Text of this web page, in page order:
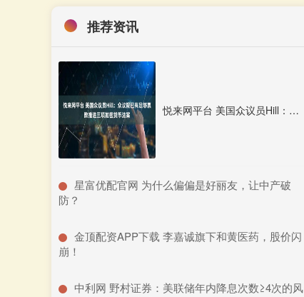
推荐资讯
悦来网平台 美国众议员Hill：众议院已有足够票数推进三项加密货币法案
​星富优配官网 为什么偏偏是好丽友，让中产破
防？
​金顶配资APP下载 李嘉诚旗下和黄医药，股价闪
崩！
​中利网 野村证券：美联储年内降息次数≥4次的风